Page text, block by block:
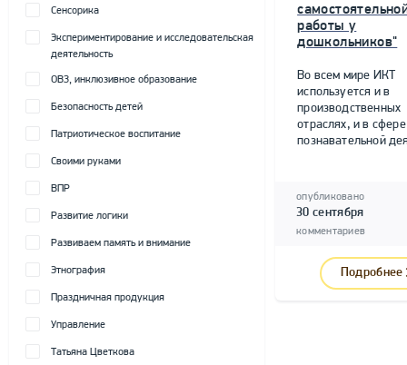
Сенсорика
Экспериментирование и исследовательская
деятельность
ОВЗ, инклюзивное образование
Безопасность детей
Патриотическое воспитание
Своими руками
ВПР
Развитие логики
Развиваем память и внимание
Этнография
Праздничная продукция
Управление
Татьяна Цветкова
работы у
дошкольников"
Во всем мире ИКТ
используется и в
производственных
отраслях, и в сфере
познавательной
опубликовано
30 сентября
комментариев
Подробнее